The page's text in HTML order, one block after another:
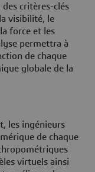
critères-clés
visibilité, le
force et les
permettra à
de chaque
globale de la
les ingénieurs
de chaque
virtuels ainsi